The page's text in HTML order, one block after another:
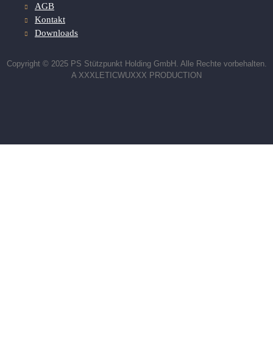
AGB
Kontakt
Downloads
Copyright © 2025 PS Stützpunkt Holding GmbH. Alle Rechte vorbehalten.
A XXXLETICWUXXX PRODUCTION